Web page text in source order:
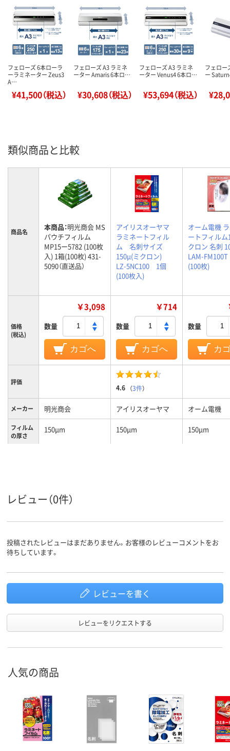
フェローズ 6本ローラ
ーラミネーター Zeus3
A…
¥41,500（税込）
フェローズ A3 ラミネ
ーター Amaris 6本ロ…
¥30,608（税込）
フェローズ A3 ラミネ
ーター Venus4 6本ロ…
¥53,694（税込）
フェロー
ー
類似商品と比較
商品名 本商品：明光商会 MS
パウチフィルム
MP15ー5782 (100枚
入) 1箱(100枚) 431-
5090（直送品）
アイリスオーヤマ
ラミネートフィル
ム 名刺サイズ
150μ(ミクロン)
LZ-5NC100 1個
(100枚入)
オーム電機
ートフィルム
クロン 名刺
LAM-FM100T
(100枚)
価格
(税込)
￥3,098
数量
カゴへ
￥714
数量
カゴへ
数量
カ
評価
4.6 （3件）
メーカー 明光商会 アイリスオーヤマ オーム電機
フィルム
の厚さ
150μm 150μm 150μm
レビュー（0件）
投稿されたレビューはまだありません。お客様のレビューコメントをお
待ちしています。
レビューを書く
レビューをリクエストする
人気の商品